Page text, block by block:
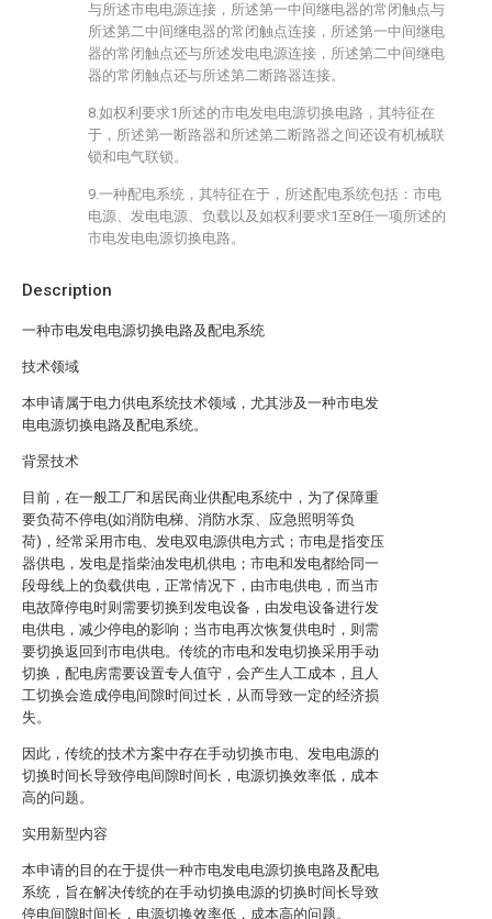
Description
一种市电发电电源切换电路及配电系统
技术领域
本申请属于电力供电系统技术领域，尤其涉及一种市电发
电电源切换电路及配电系统。
背景技术
目前，在一般工厂和居民商业供配电系统中，为了保障重
要负荷不停电(如消防电梯、消防水泵、应急照明等负
荷)，经常采用市电、发电双电源供电方式；市电是指变压
器供电，发电是指柴油发电机供电；市电和发电都给同一
段母线上的负载供电，正常情况下，由市电供电，而当市
电故障停电时则需要切换到发电设备，由发电设备进行发
电供电，减少停电的影响；当市电再次恢复供电时，则需
要切换返回到市电供电。传统的市电和发电切换采用手动
切换，配电房需要设置专人值守，会产生人工成本，且人
工切换会造成停电间隙时间过长，从而导致一定的经济损
失。
因此，传统的技术方案中存在手动切换市电、发电电源的
切换时间长导致停电间隙时间长，电源切换效率低，成本
高的问题。
实用新型内容
本申请的目的在于提供一种市电发电电源切换电路及配电
系统，旨在解决传统的在手动切换电源的切换时间长导致
停电间隙时间长，电源切换效率低，成本高的问题。
与所述市电电源连接，所述第一中间继电器的常闭触点与
所述第二中间继电器的常闭触点连接，所述第一中间继电
器的常闭触点还与所述发电电源连接，所述第二中间继电
器的常闭触点还与所述第二断路器连接。
8.如权利要求1所述的市电发电电源切换电路，其特征在
于，所述第一断路器和所述第二断路器之间还设有机械联
锁和电气联锁。
9.一种配电系统，其特征在于，所述配电系统包括：市电
电源、发电电源、负载以及如权利要求1至8任一项所述的
市电发电电源切换电路。